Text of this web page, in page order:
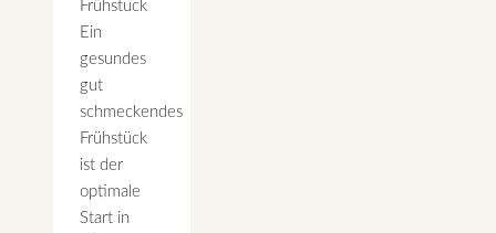
Frühstück
Ein
gesundes
gut
schmeckendes
Frühstück
ist der
optimale
Start in